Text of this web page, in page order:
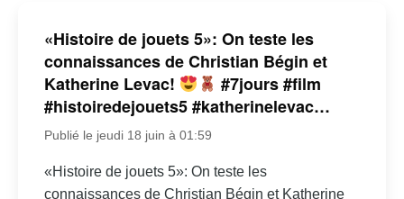
«Histoire de jouets 5»: On teste les
connaissances de Christian Bégin et
Katherine Levac!
#7jours #film
#histoiredejouets5 #katherinelevac…
Publié le jeudi 18 juin à 01:59
«Histoire de jouets 5»: On teste les
connaissances de Christian Bégin et Katherine